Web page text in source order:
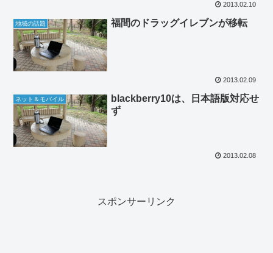
2013.02.10
地域の話題 福間のドラッグイレブンが移転
2013.02.09
ネット＆モバイル
blackberry10は、日本語版対応せ
ず
2013.02.08
スポンサーリンク